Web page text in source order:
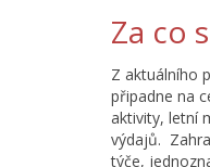
Za co
Z aktuálního
připadne na
aktivity, letní
výdajů.
týče,